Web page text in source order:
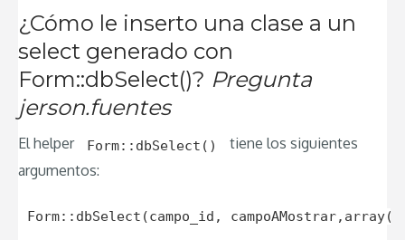
¿Cómo le inserto una clase a un
select generado con
Form::dbSelect()? Pregunta
jerson.fuentes
El helper Form::dbSelect()
tiene los siguientes
argumentos:
Form::dbSelect(campo_id,